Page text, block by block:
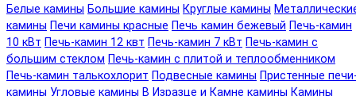
Белые камины Большие камины Круглые камины
камины Печи камины красные Печь камин бежевый Печь-камин
10 кВт Печь-камин 12 квт Печь-камин 7 кВт Печь-камин с
большим стеклом Печь-камин с плитой и теплообменником
Печь-камин талькохлорит Подвесные камины Пристенные
камины Угловые камины В Изразце и Камне камины Камины